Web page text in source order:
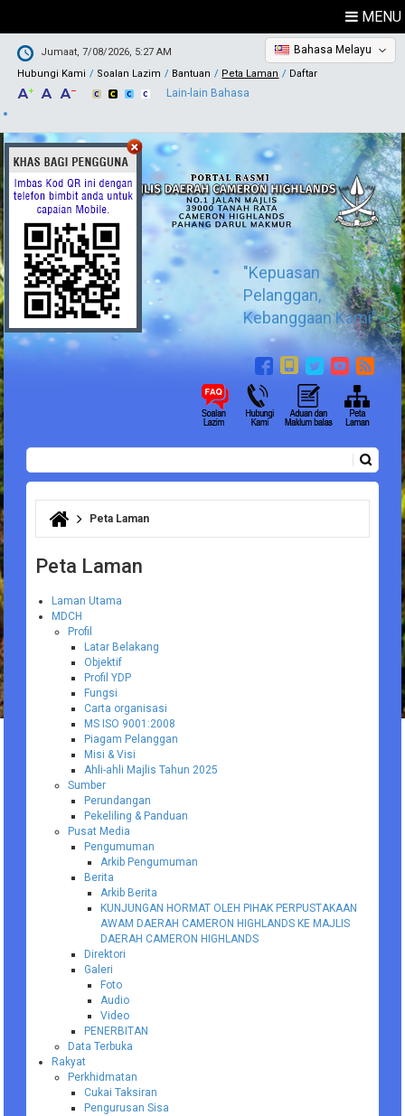
MENU
Jumaat, 7/08/2026, 5:27 AM
Hubungi Kami
Soalan Lazim Bantuan Peta Laman Daftar
Bahasa Melayu
Lain-lain Bahasa
"Kepuasan
Pelanggan,
Kebanggaan Kami"
Borang carian
Anda di sini
Peta Laman
Peta Laman
Laman Utama
MDCH
Profil
Latar Belakang
Objektif
Profil YDP
Fungsi
Carta organisasi
MS ISO 9001:2008
Piagam Pelanggan
Misi & Visi
Ahli-ahli Majlis Tahun 2025
Sumber
Perundangan
Pekeliling & Panduan
Pusat Media
Pengumuman
Arkib Pengumuman
Berita
Arkib Berita
KUNJUNGAN HORMAT OLEH PIHAK PERPUSTAKAAN
AWAM DAERAH CAMERON HIGHLANDS KE MAJLIS
DAERAH CAMERON HIGHLANDS
Direktori
Galeri
Foto
Audio
Video
PENERBITAN
Data Terbuka
Rakyat
Perkhidmatan
Cukai Taksiran
Pengurusan Sisa